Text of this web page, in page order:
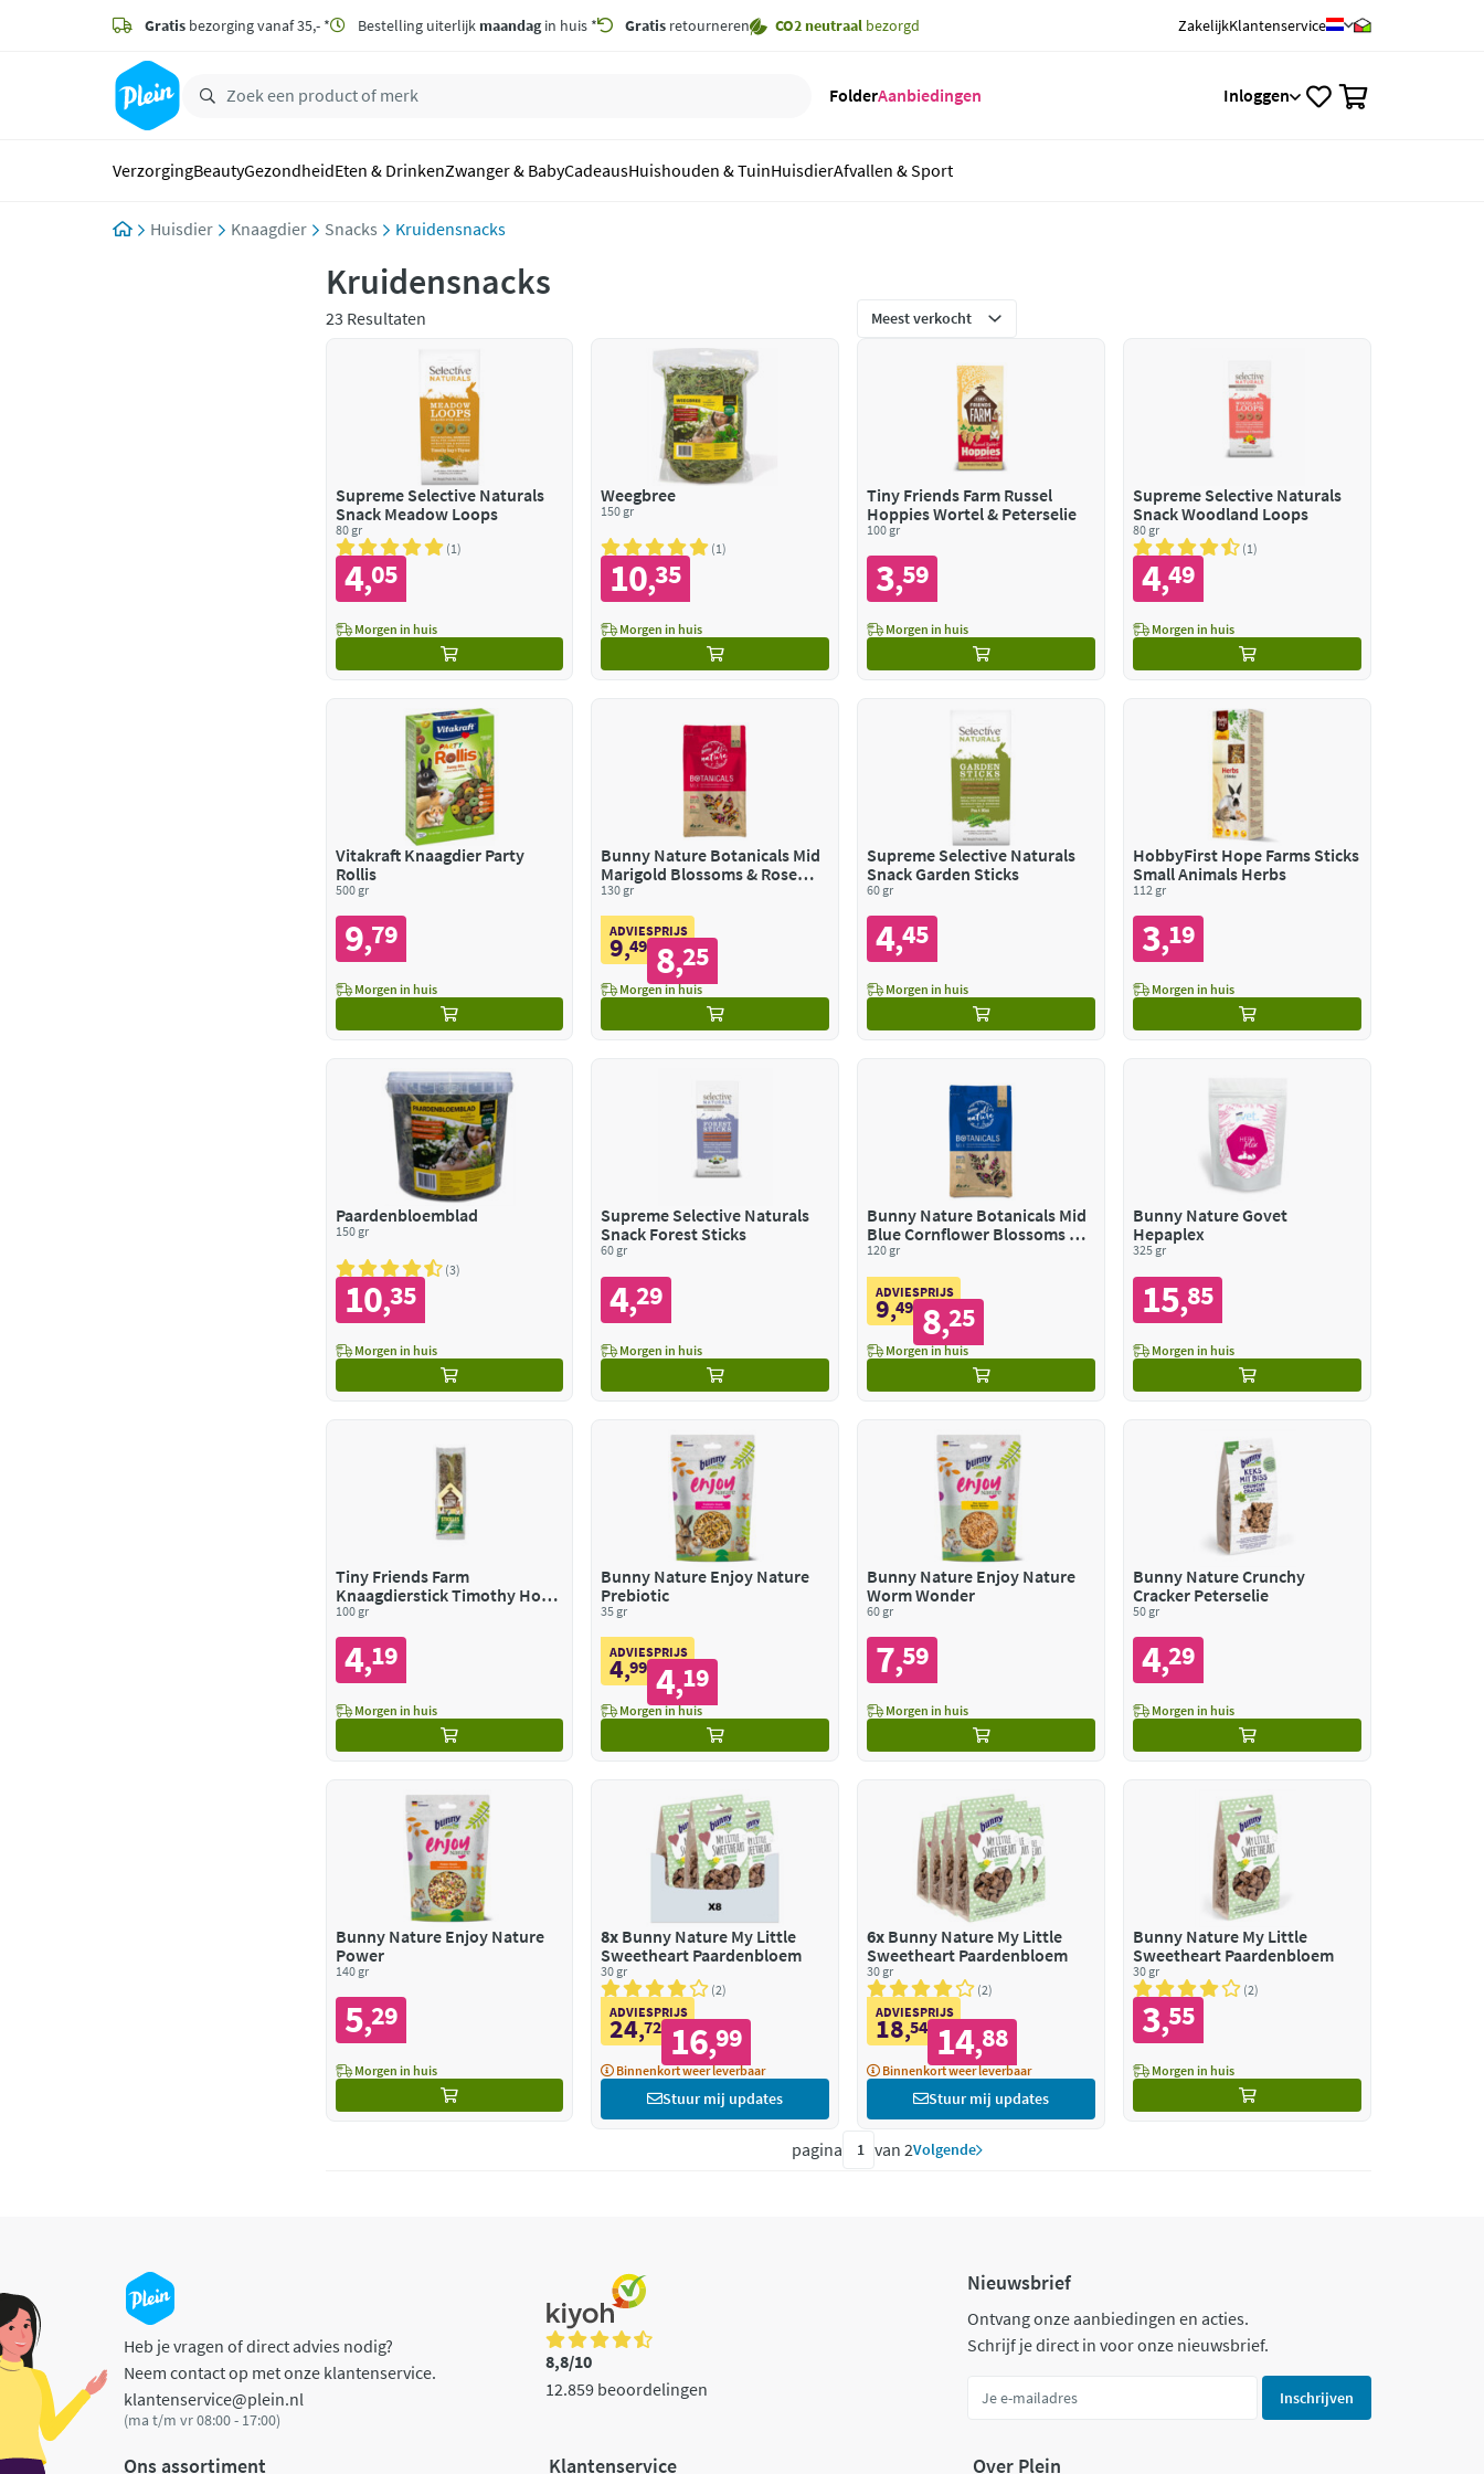
zoeken
hoofdinhoud
Gratis bezorging vanaf 35,- * Bestelling uiterlijk maandagin huis * Gratis retourneren CO2 neutraal bezorgd ZakelijkKlantenservice
FolderAanbiedingen Inloggen
VerzorgingBeautyGezondheidEten & DrinkenZwanger & BabyCadeausHuishouden & TuinHuisdierAfvallen & Sport
Huisdier Knaagdier Snacks Kruidensnacks
Kruidensnacks
23 Resultaten
Supreme Selective Naturals
Snack Meadow Loops
80 gr
1
4,05
Morgen in huis
Weegbree
150 gr
1
10,35
Morgen in huis
Tiny Friends Farm Russel
Hoppies Wortel & Peterselie
100 gr
3,59
Morgen in huis
Supreme Selective Naturals
Snack Woodland Loops
80 gr
1
4,49
Morgen in huis
Vitakraft Knaagdier Party
Rollis
500 gr
9,79
Morgen in huis
Bunny Nature Botanicals Mid
Marigold Blossoms & Rose
Blossoms
130 gr
ADVIESPRIJS
9,49 8,25
Morgen in huis
Supreme Selective Naturals
Snack Garden Sticks
60 gr
4,45
Morgen in huis
HobbyFirst Hope Farms Sticks
Small Animals Herbs
112 gr
3,19
Morgen in huis
Paardenbloemblad
150 gr
3
10,35
Morgen in huis
Supreme Selective Naturals
Snack Forest Sticks
60 gr
4,29
Morgen in huis
Bunny Nature Botanicals Mid
Blue Cornflower Blossoms &
Echinacea
120 gr
ADVIESPRIJS
9,49 8,25
Morgen in huis
Bunny Nature Govet
Hepaplex
325 gr
15,85
Morgen in huis
Tiny Friends Farm
Knaagdierstick Timothy Hooi
- Kruiden
100 gr
4,19
Morgen in huis
Bunny Nature Enjoy Nature
Prebiotic
35 gr
ADVIESPRIJS
4,99 4,19
Morgen in huis
Bunny Nature Enjoy Nature
Worm Wonder
60 gr
7,59
Morgen in huis
Bunny Nature Crunchy
Cracker Peterselie
50 gr
4,29
Morgen in huis
Bunny Nature Enjoy Nature
Power
140 gr
5,29
Morgen in huis
8x Bunny Nature My Little
Sweetheart Paardenbloem
30 gr
2
ADVIESPRIJS
24,72 16,99
Binnenkort weer leverbaar
Stuur mij updates
6x Bunny Nature My Little
Sweetheart Paardenbloem
30 gr
2
ADVIESPRIJS
18,54 14,88
Binnenkort weer leverbaar
Stuur mij updates
Bunny Nature My Little
Sweetheart Paardenbloem
30 gr
2
3,55
Morgen in huis
pagina van 2Volgende
Heb je vragen of direct advies nodig?
Neem contact op met onze klantenservice.
klantenservice@plein.nl
(ma t/m vr 08:00 - 17:00)
8,8/10
12.859 beoordelingen
Nieuwsbrief
Ontvang onze aanbiedingen en acties.
Schrijf je direct in voor onze nieuwsbrief.
Inschrijven
Ons assortiment Klantenservice Over Plein